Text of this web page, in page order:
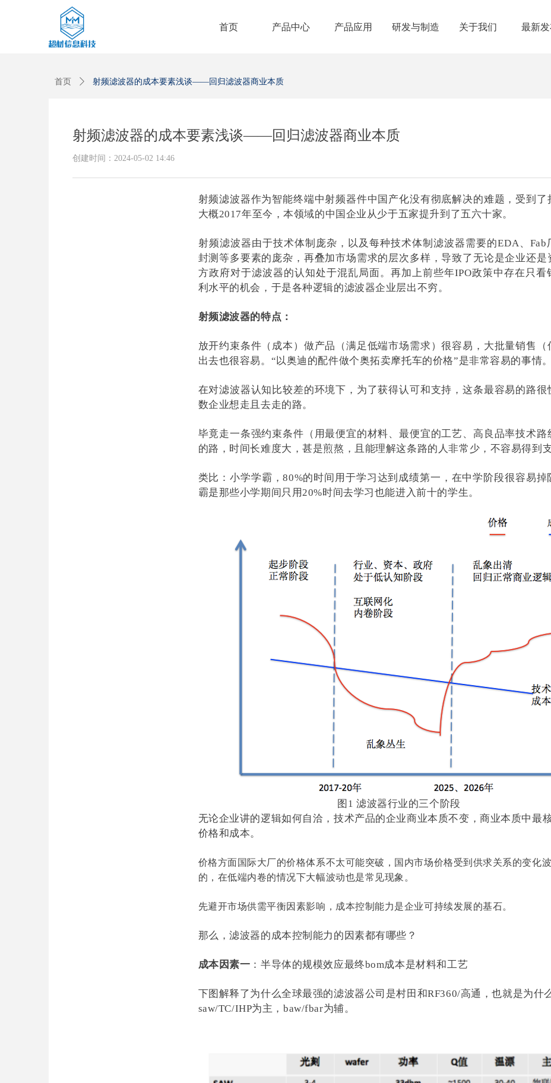
首页 产品中心 产品应用 研发与制造 关于我们 最新
射频滤波器的成本要素浅谈——回归滤波器商业本质
射频滤波器作为智能终端中射频器件中国产化没有彻底解决的难题，受到了
大概2017年至今，本领域的中国企业从少于五家提升到了五六十家。
射频滤波器由于技术体制庞杂，以及每种技术体制滤波器需要的EDA、Fab
封测等多要素的庞杂，再叠加市场需求的层次多样，导致了无论是企业还是
方政府对于滤波器的认知处于混乱局面。再加上前些年IPO政策中存在只看
利水平的机会，于是各种逻辑的滤波器企业层出不穷。
射频滤波器的特点：
放开约束条件（成本）做产品（满足低端市场需求）很容易，大批量销售（
出去也很容易。“以奥迪的配件做个奥拓卖摩托车的价格”是非常容易的事情。
在对滤波器认知比较差的环境下，为了获得认可和支持，这条最容易的路很
数企业想走且去走的路。
毕竟走一条强约束条件（用最便宜的材料、最便宜的工艺、高良品率技术路
的路，时间长难度大，甚是煎熬，且能理解这条路的人非常少，不容易得到支
类比：小学学霸，80%的时间用于学习达到成绩第一，在中学阶段很容易掉
霸是那些小学期间只用20%时间去学习也能进入前十的学生。
图1 滤波器行业的三个阶段
无论企业讲的逻辑如何自洽，技术产品的企业商业本质不变，商业本质中最
价格和成本。
价格方面国际大厂的价格体系不太可能突破，国内市场价格受到供求关系的变化
的，在低端内卷的情况下大幅波动也是常见现象。
先避开市场供需平衡因素影响，成本控制能力是企业可持续发展的基石。
那么，滤波器的成本控制能力的因素都有哪些？
成本因素一 ：半导体的规模效应最终bom成本是材料和工艺
下图解释了为什么全球最强的滤波器公司是村田和RF360/高通，也就是为什
saw/TC/IHP为主，baw/fbar为辅。
创建时间： 2024-05-02 14:46
首页 ꄲ 射频滤波器的成本要素浅谈——回归滤波器商业本质